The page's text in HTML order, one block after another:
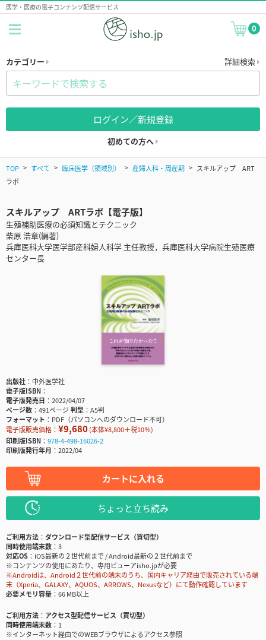
医学・医療の電子コンテンツ配信サービス
0
カテゴリー 詳細検索
ログイン／新規登録
初めての方へ
TOP すべて 臨床医学（領域別） 産婦人科・周産期
スキルアップ ART
ラボ
スキルアップ ARTラボ【電子版】
生殖補助医療の必須知識とテクニック
柴原 浩章(編著)
兵庫医科大学医学部産科婦人科学 主任教授，兵庫医科大学病院生殖医療
センター長
出版社
中外医学社
電子版ISBN
電子版発売日
2022/04/07
ページ数
491ページ判型
A5判
フォーマット
PDF（パソコンへのダウンロード不可）
電子版販売価格： ¥9,680(本体¥8,800＋税10％)
印刷版ISBN
978-4-498-16026-2
印刷版発行年月
2022/04
カートに入れる
ちょっと立ち読み
ご利用方法
ダウンロード型配信サービス（買切型）
同時使用端末数
3
対応OS
iOS最新の２世代前まで / Android最新の２世代前まで
※コンテンツの使用にあたり、専用ビューアisho.jpが必要
※Androidは、Android２世代前の端末のうち、国内キャリア経由で販売されている端
末（Xperia、GALAXY、AQUOS、ARROWS、Nexusなど）にて動作確認しています
必要メモリ容量
66 MB以上
ご利用方法
アクセス型配信サービス（買切型）
同時使用端末数
1
※インターネット経由でのWEBブラウザによるアクセス参照